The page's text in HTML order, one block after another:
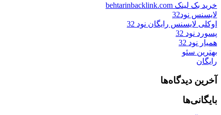
خرید بک لینک behtarinbacklink.com
لایسنس نود32
اوکلی لایسنس رایگان نود 32
پسورد نود 32
همیار نود 32
بهترین سئو
رایگان
آخرین دیدگاه‌ها
بایگانی‌ها